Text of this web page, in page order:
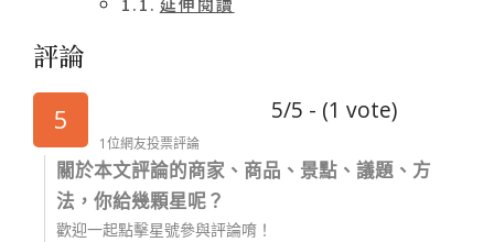
評論
5 5/5 - (1 vote)
1位網友投票評論
關於本文評論的商家、商品、景點、議題、方
法，你給幾顆星呢？
歡迎一起點擊星號參與評論唷！